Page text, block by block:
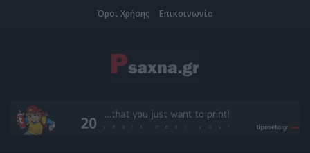
Όροι Χρήσης Επικοινωνία